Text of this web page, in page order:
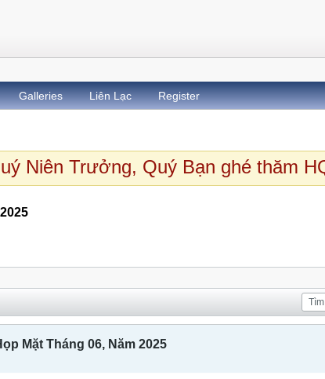
Galleries Liên Lạc Register
Niên Trưởng, Quý Bạn ghé thăm
Mặt Tháng 06, Năm 2025